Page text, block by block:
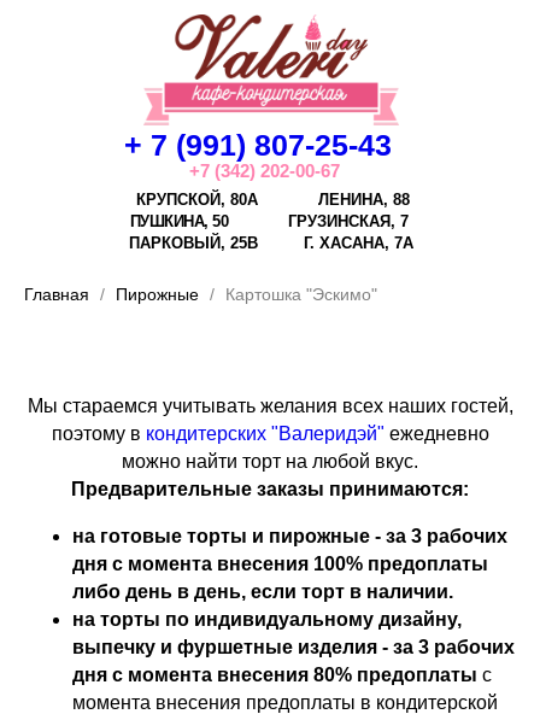
+ 7 (991) 807-25-43
КРУПСКОЙ, 80А
ЛЕНИНА, 88
ПУШКИНА, 50
ГРУЗИНСКАЯ, 7
Г. ХАСАНА, 7А
ПАРКОВЫЙ, 25В
+7 (342) 202-00-67
Главная Пирожные Картошка "Эскимо"
Мы стараемся учитывать желания всех наших гостей,
поэтому в кондитерских "Валеридэй" ежедневно
можно найти торт на любой вкус.
Предварительные заказы принимаются:
на готовые торты и пирожные - за 3 рабочих
дня с момента внесения 100% предоплаты
либо день в день, если торт в наличии.
на торты по индивидуальному дизайну,
выпечку и фуршетные изделия - за 3 рабочих
дня с момента внесения 80% предоплаты с
момента внесения предоплаты в кондитерской